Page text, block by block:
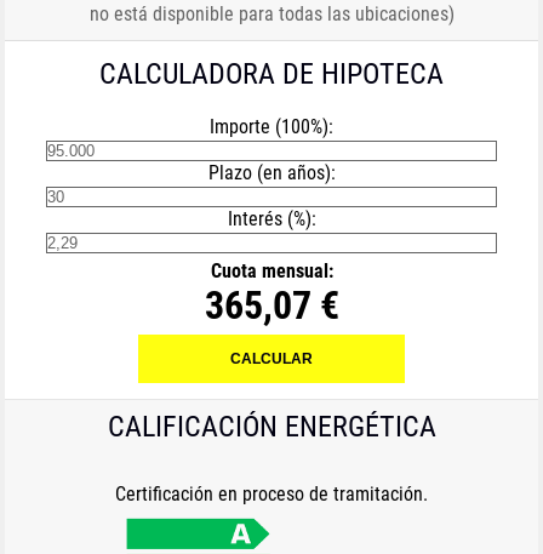
no está disponible para todas las ubicaciones)
CALCULADORA DE HIPOTECA
Importe (100%):
Plazo (en años):
Interés (%):
Cuota mensual:
365,07 €
CALIFICACIÓN ENERGÉTICA
Certificación en proceso de tramitación.